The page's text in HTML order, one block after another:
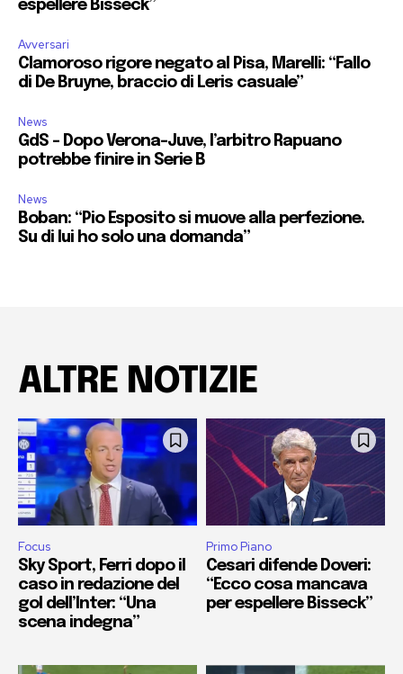
espellere Bisseck”
Avversari
Clamoroso rigore negato al Pisa, Marelli: “Fallo
di De Bruyne, braccio di Leris casuale”
News
GdS – Dopo Verona-Juve, l’arbitro Rapuano
potrebbe finire in Serie B
News
Boban: “Pio Esposito si muove alla perfezione.
Su di lui ho solo una domanda”
ALTRE NOTIZIE
Focus
Sky Sport, Ferri dopo il
caso in redazione del
gol dell’Inter: “Una
scena indegna”
Primo Piano
Cesari difende Doveri:
“Ecco cosa mancava
per espellere Bisseck”